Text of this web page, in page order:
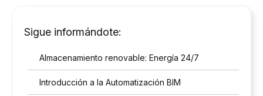
Sigue informándote:
Almacenamiento renovable: Energía 24/7
Introducción a la Automatización BIM